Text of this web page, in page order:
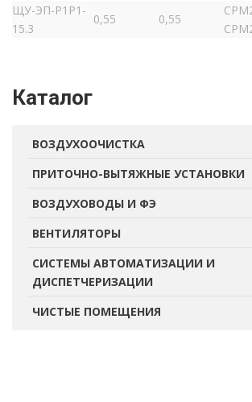
ЩУ-ЭП-Р1Р1-
15.3
0,55 0,55
Каталог
ВОЗДУХООЧИСТКА
ПРИТОЧНО-ВЫТЯЖНЫЕ УСТАНОВКИ
ВОЗДУХОВОДЫ И ФЭ
ВЕНТИЛЯТОРЫ
СИСТЕМЫ АВТОМАТИЗАЦИИ И
ДИСПЕТЧЕРИЗАЦИИ
ЧИСТЫЕ ПОМЕЩЕНИЯ